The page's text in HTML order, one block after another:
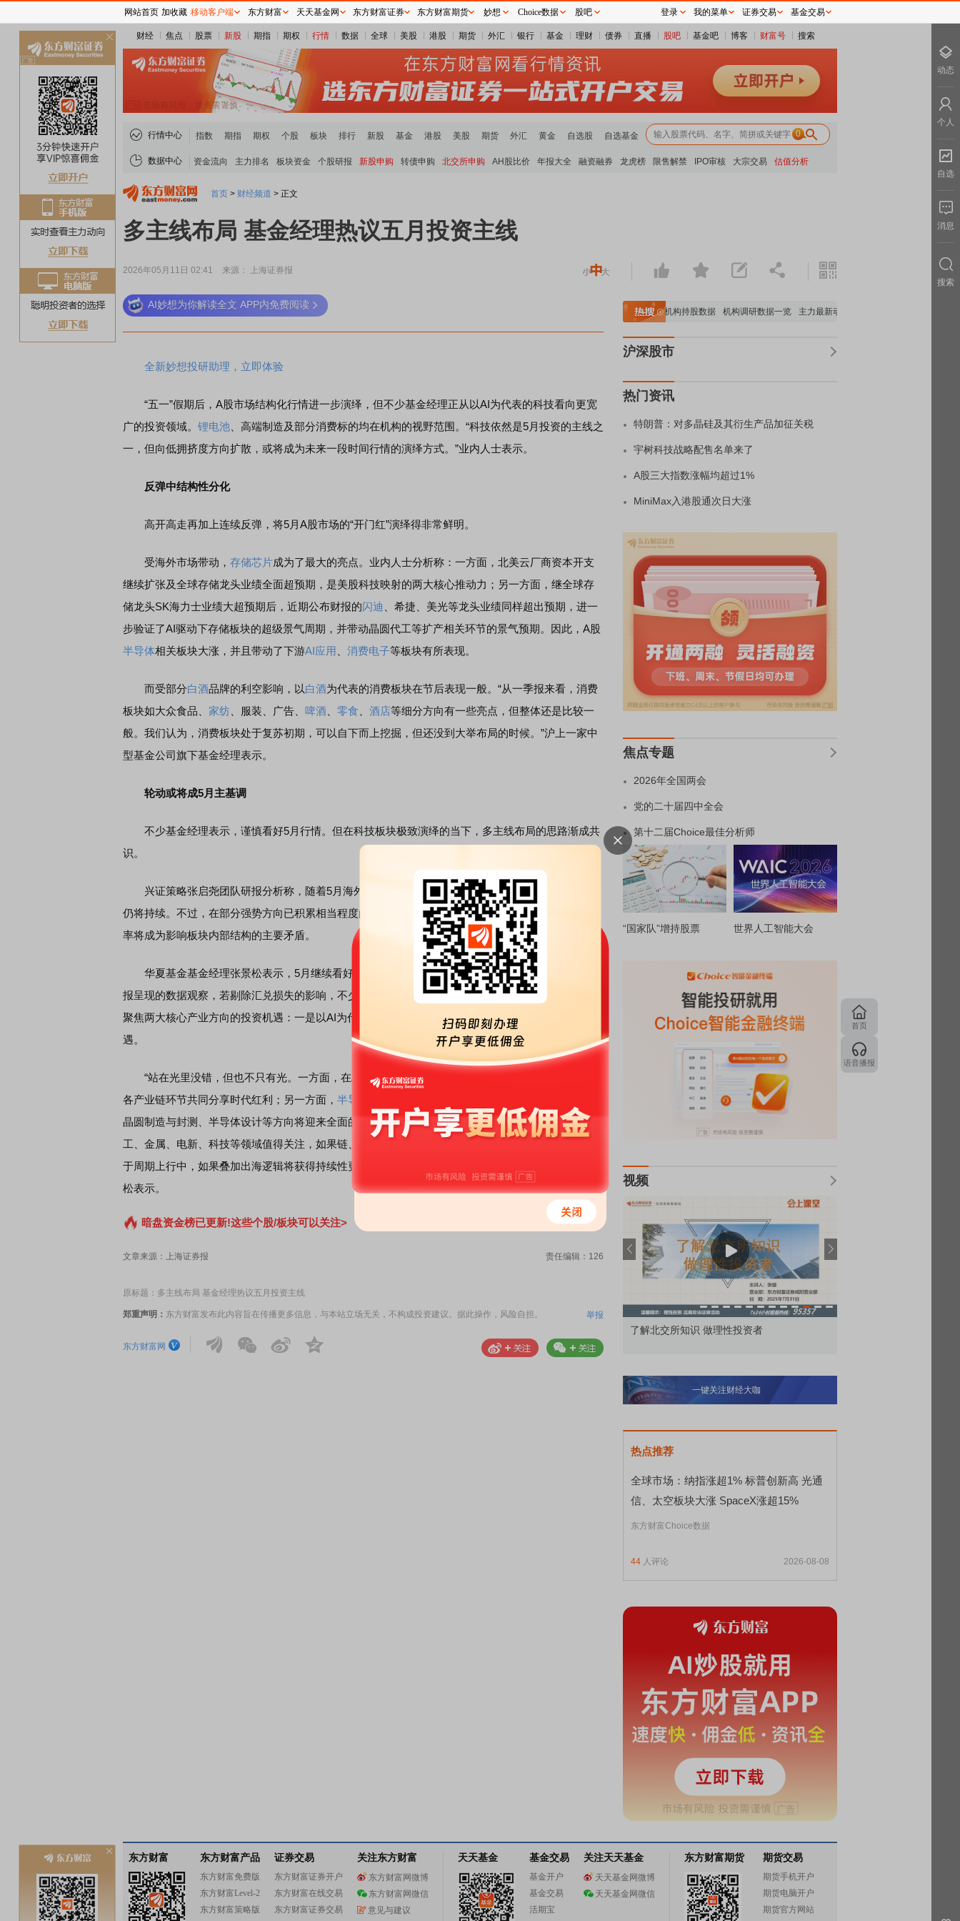
财经 焦点 股票 新股 期指 期权 行情 数据 全球 美股 港股 期货 外汇 银行 基金 理财 债券 直播 股吧 基金吧 博客 财富号 搜索
行情中心 指数 期指 期权 个股 板块 排行 新股 基金 港股 美股 期货 外汇 黄金 自选股 自选基金 0
数据中心 资金流向 主力排名 板块资金 个股研报 新股申购 转债申购 北交所申购 AH股比价 年报大全 融资融券 龙虎榜 限售解禁 IPO审核 大宗交易 估值分析
首页 > 财经频道 > 正文
多主线布局 基金经理热议五月投资主线
2026年05月11日 02:41 来源： 上海证券报
AI妙想为你解读全文 APP内免费阅读
全新妙想投研助理，立即体验
“五一”假期后，A股市场结构化行情进一步演绎，但不少基金经理正从以AI为代表的科技看向更宽
广的投资领域。 锂电池 、高端制造及部分消费标的均在机构的视野范围。“科技依然是5月投资的主线之
一，但向低拥挤度方向扩散，或将成为未来一段时间行情的演绎方式。”业内人士表示。
反弹中结构性分化
高开高走再加上连续反弹，将5月A股市场的“开门红”演绎得非常鲜明。
受海外市场带动， 存储芯片成为了最大的亮点。业内人士分析称：一方面，北美云厂商资本开支
继续扩张及全球存储龙头业绩全面超预期，是美股科技映射的两大核心推动力；另一方面，继全球存
储龙头SK海力士业绩大超预期后，近期公布财报的闪迪
、希捷、美光等龙头业绩同样超出预期，进一
步验证了AI驱动下存储板块的超级景气周期，并带动晶圆代工等扩产相关环节的景气预期。因此，A股
半导体相关板块大涨，并且带动了下游AI应用 消费电子等板块有所表现。
而受部分白酒品牌的利空影响，以白酒为代表的消费板块在节后表现一般。“从一季报来看，消费
板块如大众食品、 家纺 、服装、广告、 啤酒 零食 酒店等细分方向有一些亮点，但整体还是比较一
般。我们认为，消费板块处于复苏初期，可以自下而上挖掘，但还没到大举布局的时候。”沪上一家中
型基金公司旗下基金经理表示。
轮动或将成5月主基调
不少基金经理表示，谨慎看好5月行情。但在科技板块极致演绎的当下，多主线布局的思路渐成共
识。
兴证策略张启尧团队研报分析称，随着5月海外科技巨头财报陆续披露，近期全球科技共振的模式
仍将持续。不过，在部分强势方向已积累相当程度的一致性共识，并初现结构性过热后，拥挤度大概
率将成为影响板块内部结构的主要矛盾。
华夏基金基金经理张景松表示，5月继续看好以盈利驱动为核心的大盘景气成长风格，从今年一季
报呈现的数据观察，若剔除汇兑损失的影响，不少细分领域都呈现业绩逐季度向上的趋势。后续主要
聚焦两大核心产业方向的投资机遇：一是以AI为代表的科技方向；二是制造业出海带来的新发展机
遇。
“站在光里没错，但也不只有光。一方面，在AI基础设施领域，‘存电光板’整体都很好，参与其中的
各产业链环节共同分享时代红利；另一方面， 半导体
晶圆制造与封测、半导体设计等方向将迎来全面的业绩释放期。另外，制造业出海方向中，机械、化
工、金属、电新、科技等领域值得关注，如果链、光
于周期上行中，如果叠加出海逻辑将获得持续性更强、毛利率与经营现金流更优质的成长动能。”张景
松表示。
暗盘资金榜已更新!这些个股/板块可以关注>
文章来源：上海证券报 责任编辑：126
原标题：多主线布局 基金经理热议五月投资主线
郑重声明： 东方财富发布此内容旨在传播更多信息，与本站立场无关，不构成投资建议。据此操作，风险自担。 举报
东方财富网
稀土板块领涨 A股估值分析全览 重要机构持股数据 机构调研数据一览 主力最新动向
沪深股市
热门资讯
特朗普：对多晶硅及其衍生产品加征关税
宇树科技战略配售名单来了
A股三大指数涨幅均超过1%
MiniMax入港股通次日大涨
焦点专题
2026年全国两会
党的二十届四中全会
第十二届Choice最佳分析师
“国家队”增持股票 世界人工智能大会
视频
风，将吹向何处
了解北交所知识 做理性投资者
一键关注财经大咖
热点推荐
全球市场：纳指涨超1% 标普创新高 光通
信、太空板块大涨 SpaceX涨超15%
东方财富Choice数据
44 人评论 2026-08-08
首页
语音播报
东方财富 东方财富产品
东方财富免费版
东方财富Level-2
东方财富策略版
证券交易
东方财富证券开户
东方财富在线交易
东方财富证券交易
关注东方财富
东方财富网微博
东方财富网微信
意见与建议
天天基金 基金交易
基金开户
基金交易
活期宝
关注天天基金
天天基金网微博
天天基金网微信
东方财富期货 期货交易
期货手机开户
期货电脑开户
期货官方网站
网站首页 加收藏 移动客户端 东方财富 天天基金网 东方财富证券 东方财富期货 妙想 Choice数据 股吧 登录 我的菜单 证券交易 基金交易
动态
个人
自选
消息
搜索
关